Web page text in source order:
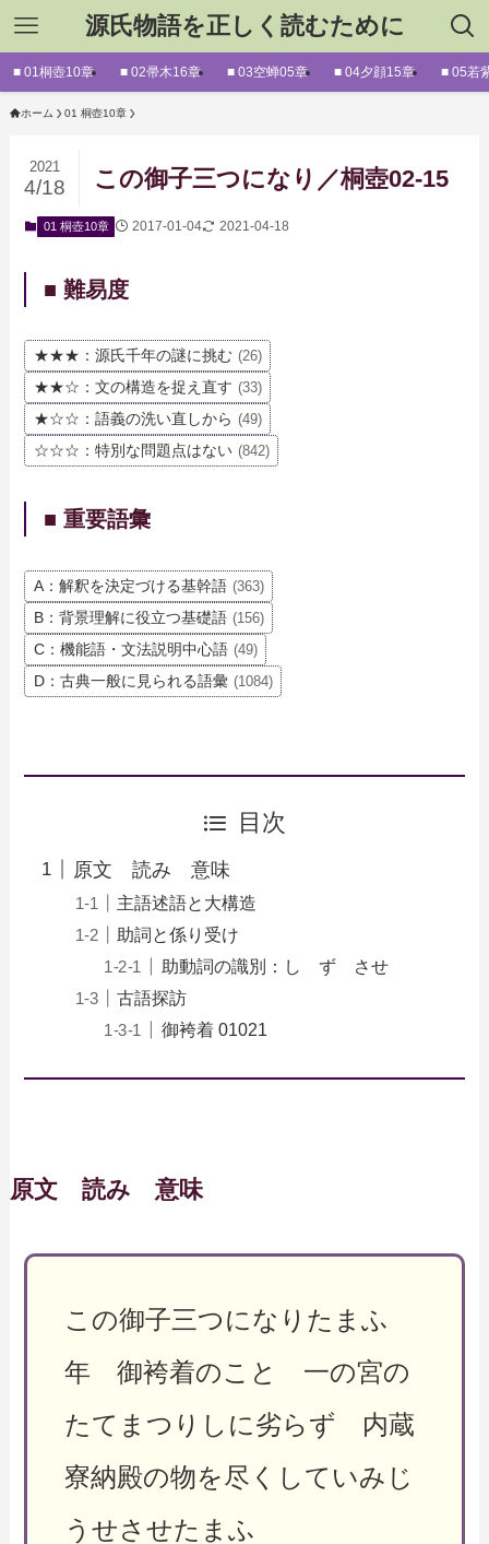
源氏物語を正しく読むために
■ 01桐壺10章 ■ 02帚木16章 ■ 03空蝉05章 ■ 04夕顔15章 ■ 05若
ホーム 01 桐壺10章
この御子三つになり／桐壺02-15
2021
4/18
01 桐壺10章 2017-01-04 2021-04-18
■ 難易度
★★★：源氏千年の謎に挑む (26)
★★☆：文の構造を捉え直す (33)
★☆☆：語義の洗い直しから (49)
☆☆☆：特別な問題点はない (842)
■ 重要語彙
A：解釈を決定づける基幹語 (363)
B：背景理解に役立つ基礎語 (156)
C：機能語・文法説明中心語 (49)
D：古典一般に見られる語彙 (1084)
目次
原文 読み 意味
主語述語と大構造
助詞と係り受け
助動詞の識別：し ず させ
古語探訪
御袴着 01021
原文 読み 意味
この御子三つになりたまふ
年 御袴着のこと 一の宮の
たてまつりしに劣らず 内蔵
寮納殿の物を尽くしていみじ
うせさせたまふ